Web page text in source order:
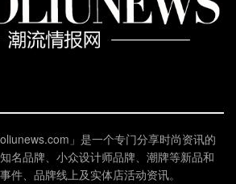
」是一个专门分享时尚资讯的
名品牌、小众设计师品牌、潮牌等新品和
件、品牌线上及实体店活动资讯。